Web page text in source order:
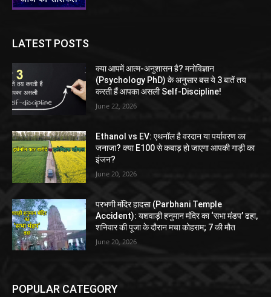
LATEST POSTS
क्या आपमें आत्म-अनुशासन है? मनोविज्ञान
(Psychology PhD) के अनुसार बस ये 3 बातें तय
करती हैं आपका असली Self-Discipline!
June 22, 2026
Ethanol vs EV: एथनॉल है वरदान या पर्यावरण का
जनाजा? क्या E100 से कबाड़ हो जाएगा आपकी गाड़ी का
इंजन?
June 20, 2026
परभणी मंदिर हादसा (Parbhani Temple
Accident): यशवाड़ी हनुमान मंदिर का ‘सभा मंडप’ ढहा,
शनिवार की पूजा के दौरान मचा कोहराम; 7 की मौत
June 20, 2026
POPULAR CATEGORY